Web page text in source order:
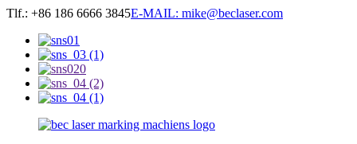
Tlf.: +86 186 6666 3845E-MAIL: mike@beclaser.com